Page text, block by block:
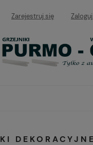
Zarejestruj się
DEKORACYJNE